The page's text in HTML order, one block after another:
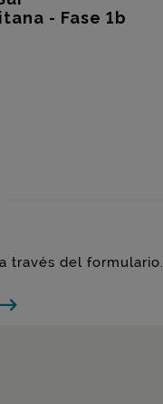
- Fase 1b
través del formulario.